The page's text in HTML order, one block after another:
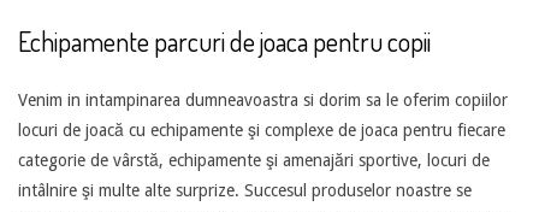
Echipamente parcuri de joaca pentru copii
05-
12
Venim in intampinarea dumneavoastra si dorim sa le oferim copiilor
locuri de joacă cu echipamente şi complexe de joaca pentru fiecare
categorie de vârstă, echipamente şi amenajări sportive, locuri de
intâlnire şi multe alte surprize. Succesul produselor noastre se